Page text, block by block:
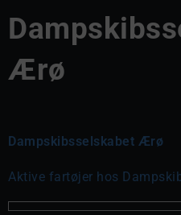
Ærø
Dampskibsselskabet Ærø
Aktive fartøjer hos